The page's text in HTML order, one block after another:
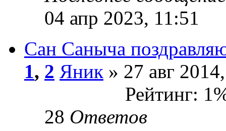
04 апр 2023, 11:51
Сан Саныча
1, 2 Яник » 27 авг
Рейтинг:
28 Ответов